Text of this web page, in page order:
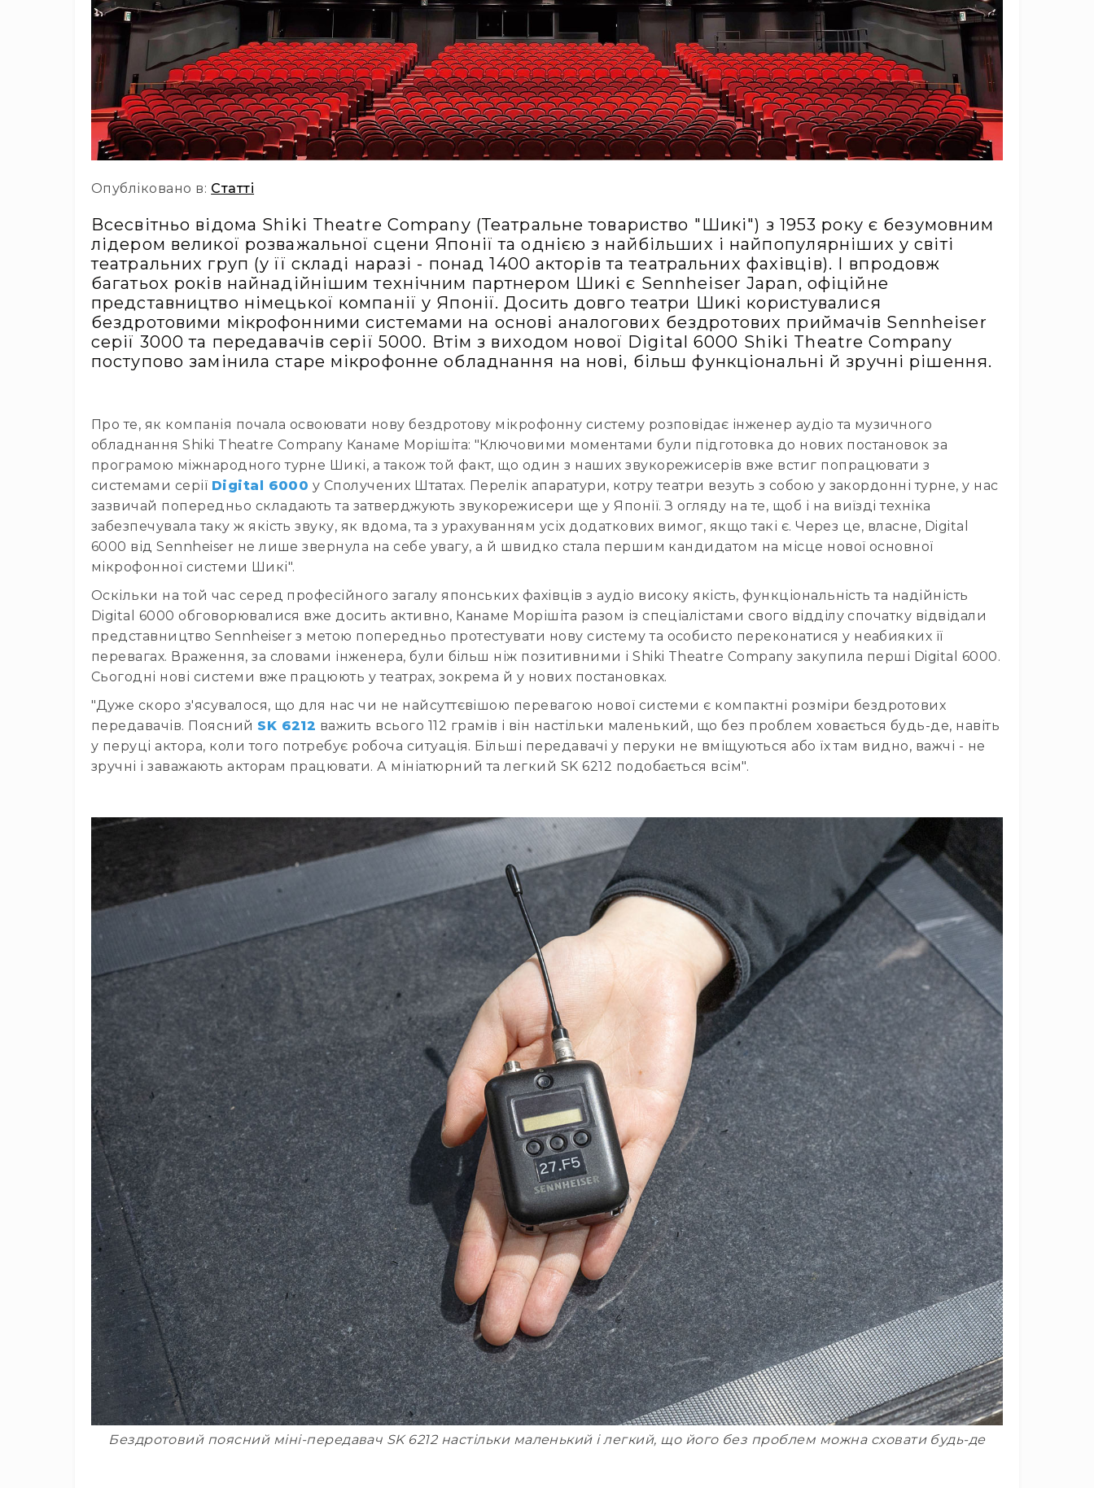
Опубліковано в: Статті
Всесвітньо відома Shiki Theatre Company (Театральне товариство "Шикі") з 1953 року є безумовним
лідером великої розважальної сцени Японії та однією з найбільших і найпопулярніших у світі
театральних груп (у її складі наразі - понад 1400 акторів та театральних фахівців). І впродовж
багатьох років найнадійнішим технічним партнером Шикі є Sennheiser Japan, офіційне
представництво німецької компанії у Японії. Досить довго театри Шикі користувалися
бездротовими мікрофонними системами на основі аналогових бездротових приймачів Sennheiser
серії 3000 та передавачів серії 5000. Втім з виходом нової Digital 6000 Shiki Theatre Company
поступово замінила старе мікрофонне обладнання на нові, більш функціональні й зручні рішення.
Про те, як компанія почала освоювати нову бездротову мікрофонну систему розповідає інженер аудіо та музичного
обладнання Shiki Theatre Company Канаме Морішіта: "Ключовими моментами були підготовка до нових постановок за
програмою міжнародного турне Шикі, а також той факт, що один з наших звукорежисерів вже встиг попрацювати з
системами серії Digital 6000 у Сполучених Штатах. Перелік апаратури, котру театри везуть з собою у закордонні турне, у нас
зазвичай попередньо складають та затверджують звукорежисери ще у Японії. З огляду на те, щоб і на виїзді техніка
забезпечувала таку ж якість звуку, як вдома, та з урахуванням усіх додаткових вимог, якщо такі є. Через це, власне, Digital
6000 від Sennheiser не лише звернула на себе увагу, а й швидко стала першим кандидатом на місце нової основної
мікрофонної системи Шикі".
Оскільки на той час серед професійного загалу японських фахівців з аудіо високу якість, функціональність та надійність
Digital 6000 обговорювалися вже досить активно, Канаме Морішіта разом із спеціалістами свого відділу спочатку відвідали
представництво Sennheiser з метою попередньо протестувати нову систему та особисто переконатися у неабияких її
перевагах. Враження, за словами інженера, були більш ніж позитивними і Shiki Theatre Company закупила перші Digital 6000.
Сьогодні нові системи вже працюють у театрах, зокрема й у нових постановках.
"Дуже скоро з'ясувалося, що для нас чи не найсуттєвішою перевагою нової системи є компактні розміри бездротових
передавачів. Поясний SK 6212 важить всього 112 грамів і він настільки маленький, що без проблем ховається будь-де, навіть
у перуці актора, коли того потребує робоча ситуація. Більші передавачі у перуки не вміщуються або їх там видно, важчі - не
зручні і заважають акторам працювати. А мініатюрний та легкий SK 6212 подобається всім".
Бездротовий поясний міні-передавач SK 6212 настільки маленький і легкий, що його без проблем можна сховати будь-де